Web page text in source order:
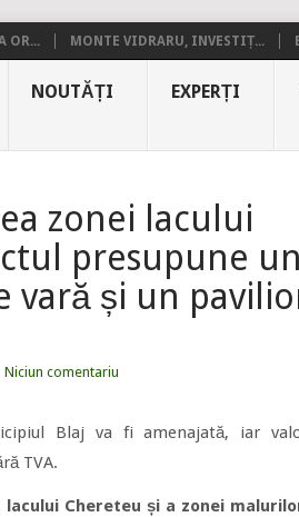
OR... MONTE VIDRARU, INVESTIȚ...
NOUTĂȚI EXPERȚI
zonei lacului
presupune un
vară și un
Niciun comentariu
Blaj va fi amenajată, iar
TVA.
lacului Chereteu și a zonei